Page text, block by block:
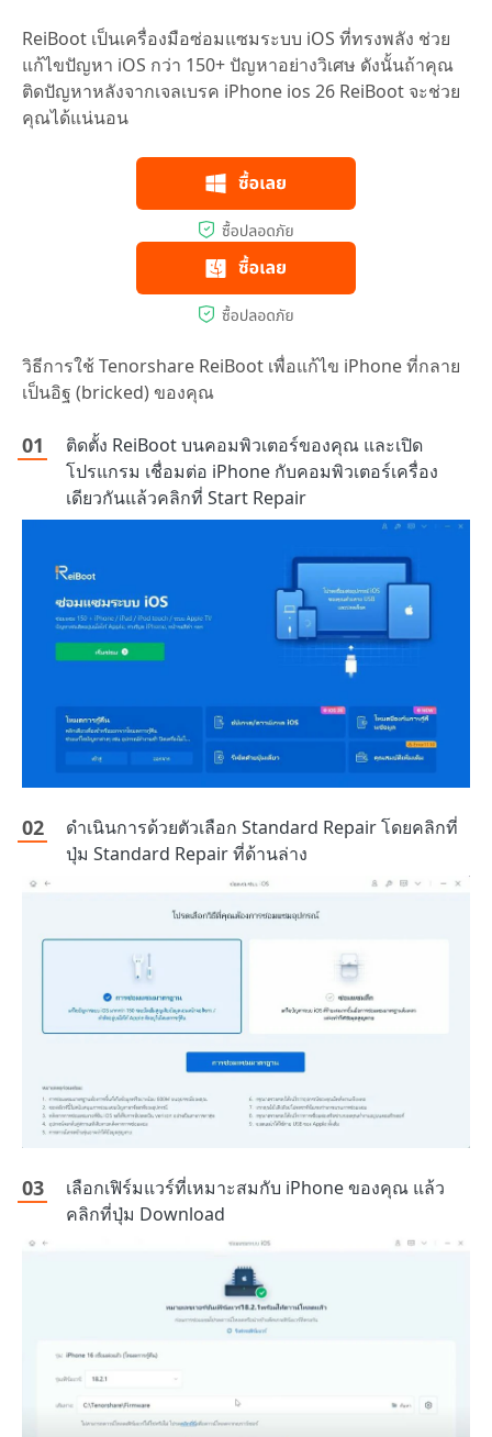
ReiBoot เป็นเครื่องมือซ่อมแซมระบบ iOS ที่ทรงพลัง ช่วย
แก้ไขปัญหา iOS กว่า 150+ ปัญหาอย่างวิเศษ ดังนั้นถ้าคุณ
ติดปัญหาหลังจากเจลเบรค iPhone ios 26 ReiBoot จะช่วย
คุณได้แน่นอน
วิธีการใช้ Tenorshare ReiBoot เพื่อแก้ไข iPhone ที่กลาย
เป็นอิฐ (bricked) ของคุณ
ติดตั้ง ReiBoot บนคอมพิวเตอร์ของคุณ และเปิด
โปรแกรม เชื่อมต่อ iPhone กับคอมพิวเตอร์เครื่อง
เดียวกันแล้วคลิกที่ Start Repair
ดำเนินการด้วยตัวเลือก Standard Repair โดยคลิกที่
ปุ่ม Standard Repair ที่ด้านล่าง
เลือกเฟิร์มแวร์ที่เหมาะสมกับ iPhone ของคุณ แล้ว
คลิกที่ปุ่ม Download